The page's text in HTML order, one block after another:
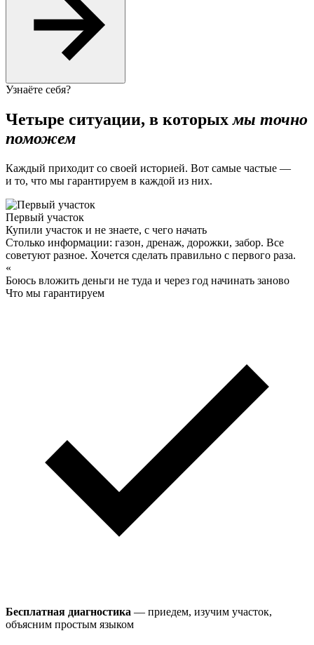
Узнаёте себя?
Четыре ситуации, в которыхмы точно
поможем
Каждый приходит со своей историей. Вот самые частые —
и то, что мы гарантируем в каждой из них.
Первый участок
Купили участок и не знаете, с чего начать
Столько информации: газон, дренаж, дорожки, забор. Все
советуют разное. Хочется сделать правильно с первого раза.
«
Боюсь вложить деньги не туда и через год начинать заново
Что мы гарантируем
Бесплатная диагностика — приедем, изучим участок,
объясним простым языком